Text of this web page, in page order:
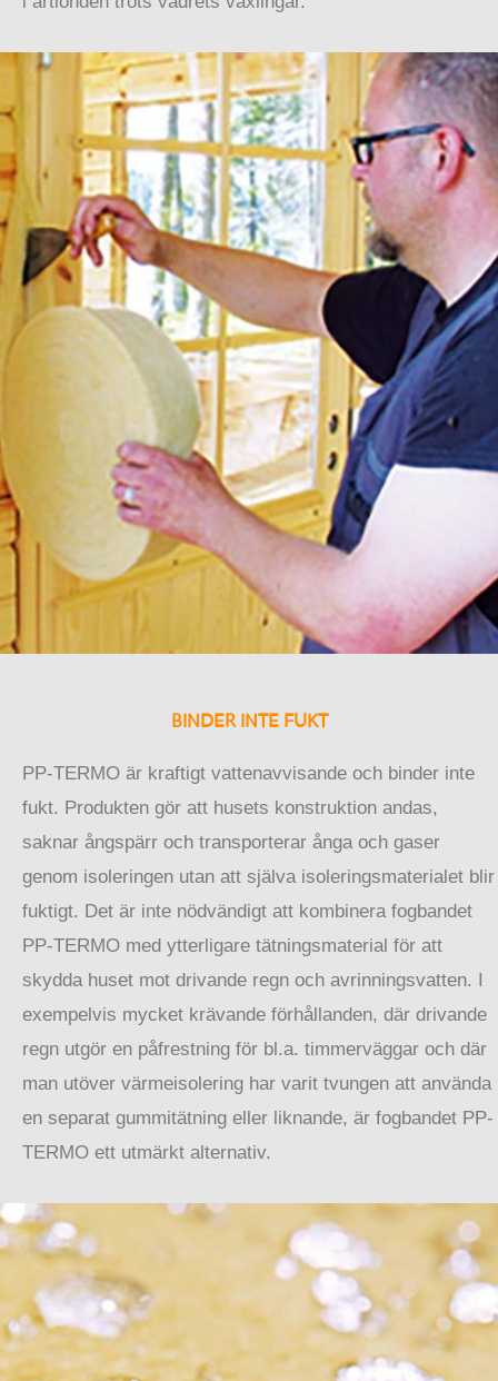
BINDER INTE FUKT
PP-TERMO är kraftigt vattenavvisande och binder inte
fukt. Produkten gör att husets konstruktion andas,
saknar ångspärr och transporterar ånga och gaser
genom isoleringen utan att själva isoleringsmaterialet blir
fuktigt. Det är inte nödvändigt att kombinera fogbandet
PP-TERMO med ytterligare tätningsmaterial för att
skydda huset mot drivande regn och avrinningsvatten. I
exempelvis mycket krävande förhållanden, där drivande
regn utgör en påfrestning för bl.a. timmerväggar och där
man utöver värmeisolering har varit tvungen att använda
en separat gummitätning eller liknande, är fogbandet PP-
TERMO ett utmärkt alternativ.